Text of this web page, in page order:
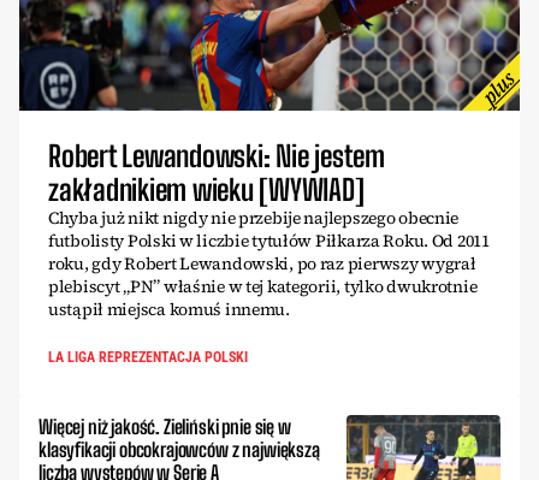
Robert Lewandowski: Nie jestem
zakładnikiem wieku [WYWIAD]
Chyba już nikt nigdy nie przebije najlepszego obecnie
futbolisty Polski w liczbie tytułów Piłkarza Roku. Od 2011
roku, gdy Robert Lewandowski, po raz pierwszy wygrał
plebiscyt „PN” właśnie w tej kategorii, tylko dwukrotnie
ustąpił miejsca komuś innemu.
LA LIGA REPREZENTACJA POLSKI
Więcej niż jakość. Zieliński pnie się w
klasyfikacji obcokrajowców z największą
liczbą występów w Serie A